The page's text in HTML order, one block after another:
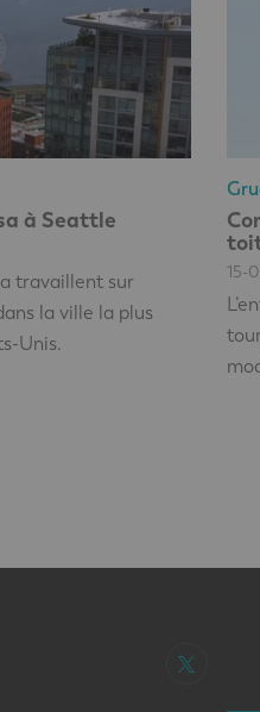
à Seattle
travaillent sur
la ville la plus
Unis.
15-